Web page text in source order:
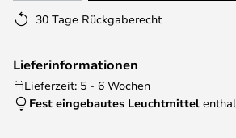
30 Tage Rückgaberecht
Lieferinformationen
Lieferzeit: 5 - 6 Wochen
Fest eingebautes Leuchtmittel